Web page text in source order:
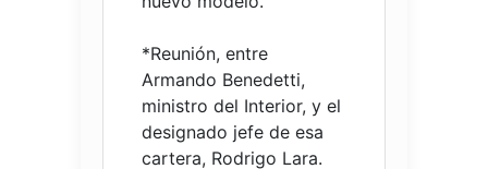
*Reunión, entre
Armando Benedetti,
ministro del Interior, y el
designado jefe de esa
cartera, Rodrigo Lara.